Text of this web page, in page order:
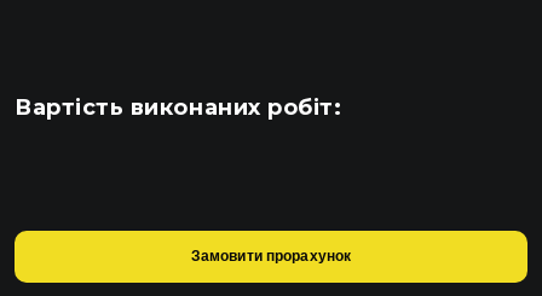
Вартість виконаних робіт:
Замовити прорахунок